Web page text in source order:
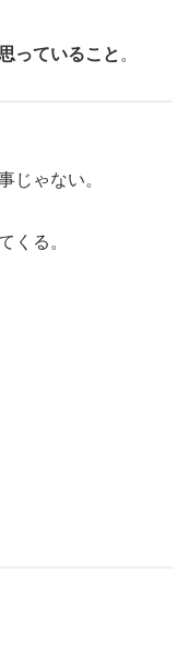
っていること 。
じゃない。
くる。